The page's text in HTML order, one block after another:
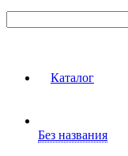
Каталог
Без названия